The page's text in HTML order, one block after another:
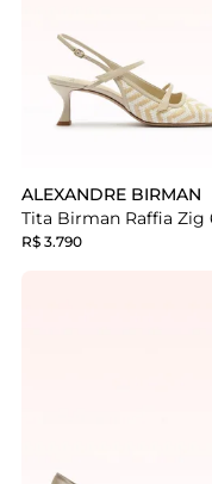
ALEXANDRE BIRMAN
R$ 3.790